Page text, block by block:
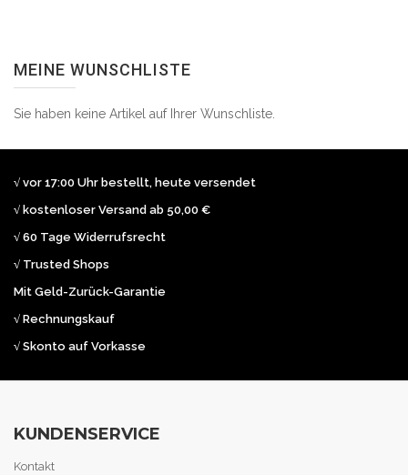
MEINE WUNSCHLISTE
Sie haben keine Artikel auf Ihrer Wunschliste.
√ vor 17:00 Uhr bestellt, heute versendet
√ kostenloser Versand ab 50,00 €
√ 60 Tage Widerrufsrecht
√ Trusted Shops
Mit Geld-Zurück-Garantie
√ Rechnungskauf
√ Skonto auf Vorkasse
KUNDENSERVICE
Kontakt